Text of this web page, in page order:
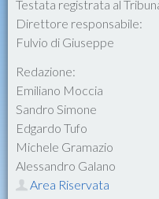
Testata registrata al
Direttore responsabile:
Fulvio di Giuseppe
Redazione:
Emiliano Moccia
Sandro Simone
Edgardo Tufo
Michele Gramazio
Alessandro Galano
Area Riservata